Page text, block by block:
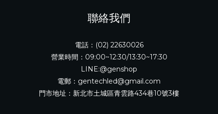
聯絡我們
電話：(02) 22630026
營業時間：09:00~12:30/13:30~17:30
LINE:@genshop
電郵：gentechled@gmail.com
門市地址：新北市土城區青雲路434巷10號3樓